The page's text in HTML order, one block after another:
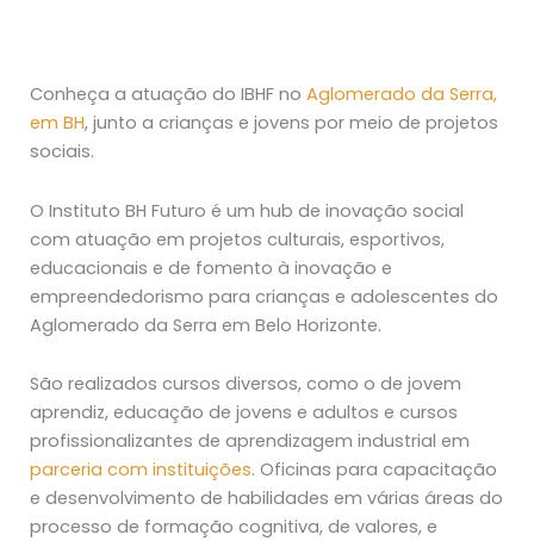
Conheça a atuação do IBHF no Aglomerado da Serra,
em BH, junto a crianças e jovens por meio de projetos
sociais.
O Instituto BH Futuro é um hub de inovação social
com atuação em projetos culturais, esportivos,
educacionais e de fomento à inovação e
empreendedorismo para crianças e adolescentes do
Aglomerado da Serra em Belo Horizonte.
São realizados cursos diversos, como o de jovem
aprendiz, educação de jovens e adultos e cursos
profissionalizantes de aprendizagem industrial em
parceria com instituições. Oficinas para capacitação
e desenvolvimento de habilidades em várias áreas do
processo de formação cognitiva, de valores, e